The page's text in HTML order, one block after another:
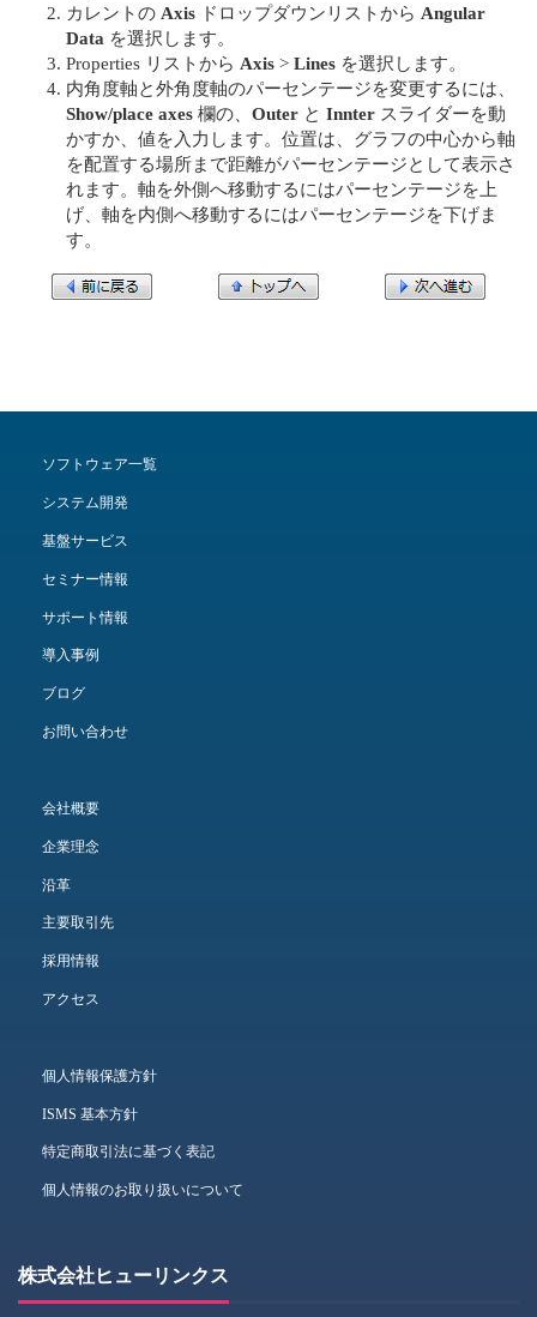
カレントの Axis ドロップダウンリストから Angular
Data を選択します。
Properties リストから Axis > Lines を選択します。
内角度軸と外角度軸のパーセンテージを変更するには、
Show/place axes 欄の、 Outer と Innter スライダーを動
かすか、値を入力します。位置は、グラフの中心から軸
を配置する場所まで距離がパーセンテージとして表示さ
れます。軸を外側へ移動するにはパーセンテージを上
げ、軸を内側へ移動するにはパーセンテージを下げま
す。
ソフトウェア一覧
システム開発
基盤サービス
セミナー情報
サポート情報
導入事例
ブログ
お問い合わせ
会社概要
企業理念
沿革
主要取引先
採用情報
アクセス
個人情報保護方針
ISMS 基本方針
特定商取引法に基づく表記
個人情報のお取り扱いについて
株式会社ヒューリンクス